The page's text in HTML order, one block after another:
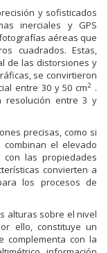
y sofisticados
inerciales y GPS
aéreas que
cuadrados. Estas,
de las distorsiones y
se convirtieron
entre 30 y 50 cm2 .
resolución entre 3 y
precisas, como si
el elevado
las propiedades
convierten a
los procesos de
alturas sobre el nivel
ello, constituye un
complementa con la